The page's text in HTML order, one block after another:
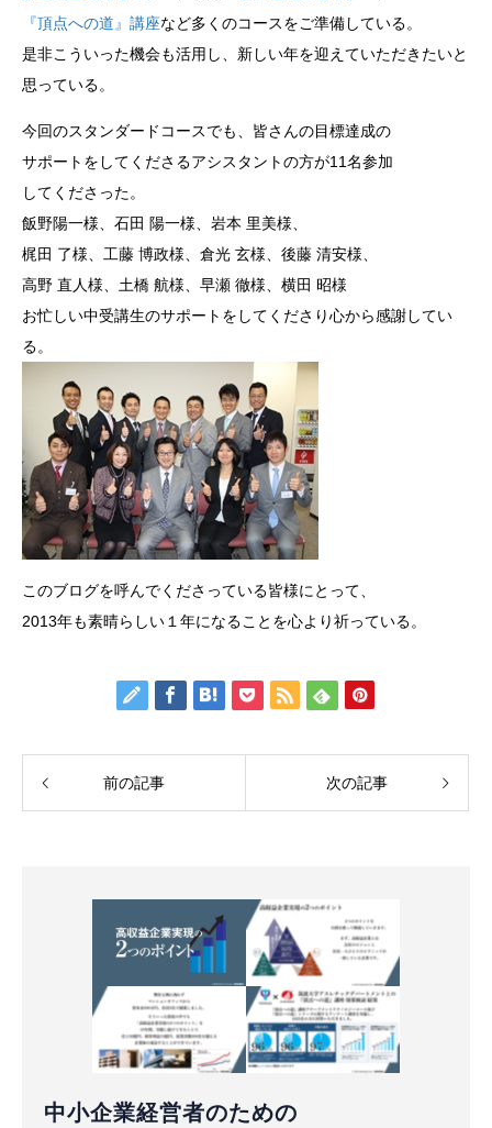
『頂点への道』講座など多くのコースをご準備している。
是非こういった機会も活用し、新しい年を迎えていただきたいと
思っている。
今回のスタンダードコースでも、皆さんの目標達成の
サポートをしてくださるアシスタントの方が11名参加
してくださった。
飯野陽一様、石田 陽一様、岩本 里美様、
梶田 了様、工藤 博政様、倉光 玄様、後藤 清安様、
高野 直人様、土橋 航様、早瀬 徹様、横田 昭様
お忙しい中受講生のサポートをしてくださり心から感謝してい
る。
このブログを呼んでくださっている皆様にとって、
2013年も素晴らしい１年になることを心より祈っている。
前の記事 次の記事
中小企業経営者のための